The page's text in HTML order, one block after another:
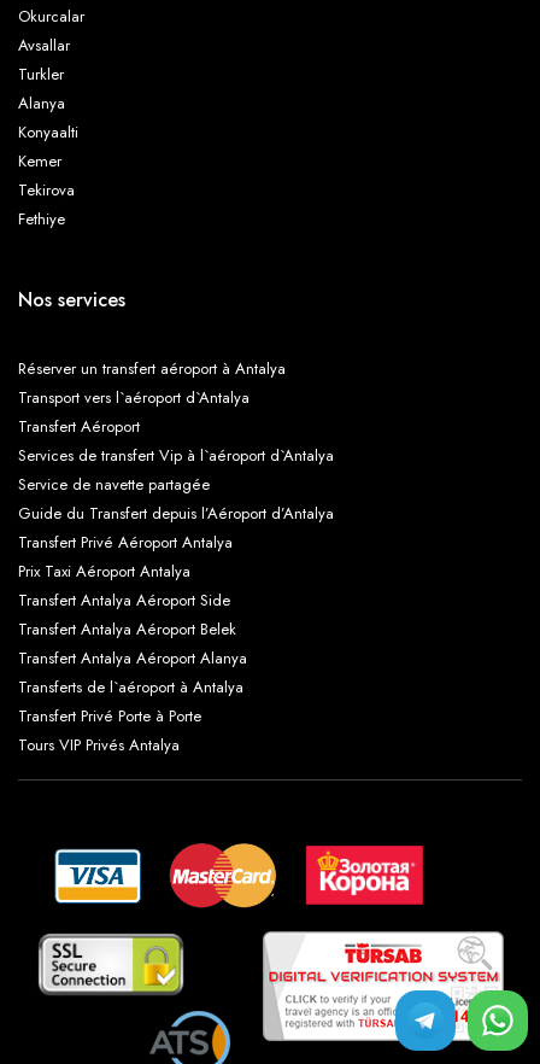
Okurcalar
Avsallar
Turkler
Alanya
Konyaalti
Kemer
Tekirova
Fethiye
Nos services
Réserver un transfert aéroport à Antalya
Transport vers l`aéroport d`Antalya
Transfert Aéroport
Services de transfert Vip à l`aéroport d`Antalya
Service de navette partagée
Guide du Transfert depuis l’Aéroport d’Antalya
Transfert Privé Aéroport Antalya
Prix Taxi Aéroport Antalya
Transfert Antalya Aéroport Side
Transfert Antalya Aéroport Belek
Transfert Antalya Aéroport Alanya
Transferts de l`aéroport à Antalya
Transfert Privé Porte à Porte
Tours VIP Privés Antalya